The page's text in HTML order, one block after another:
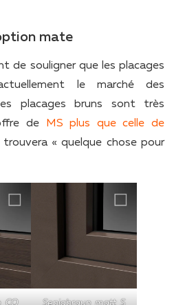
mate
de souligner que les placages
le marché des
placages bruns sont très
de MS plus que celle de
trouvera « quelque chose pour